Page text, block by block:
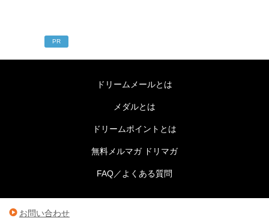
PR
ドリームメールとは
メダルとは
ドリームポイントとは
無料メルマガ ドリマガ
FAQ／よくある質問
お問い合わせ